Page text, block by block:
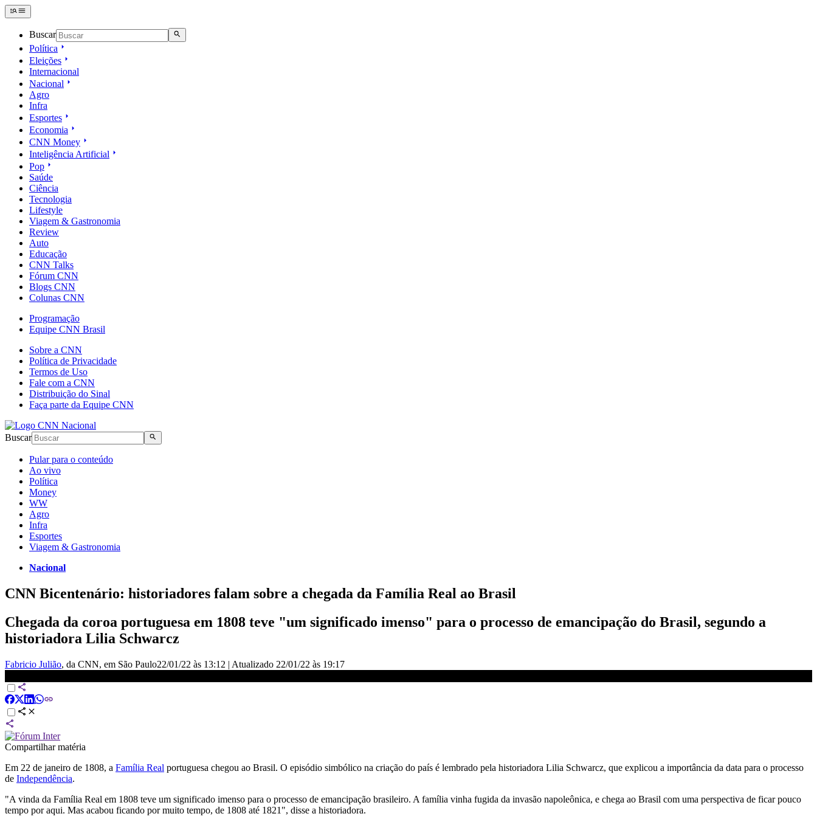
Buscar
Política
Eleições
Internacional
Nacional
Agro
Infra
Esportes
Economia
CNN Money
Inteligência Artificial
Pop
Saúde
Ciência
Tecnologia
Lifestyle
Viagem & Gastronomia
Review
Auto
Educação
CNN Talks
Fórum CNN
Blogs CNN
Colunas CNN
Programação
Equipe CNN Brasil
Sobre a CNN
Política de Privacidade
Termos de Uso
Fale com a CNN
Distribuição do Sinal
Faça parte da Equipe CNN
Buscar
Pular para o conteúdo
Ao vivo
Política
Money
WW
Agro
Infra
Esportes
Viagem & Gastronomia
Nacional
CNN Bicentenário: historiadores falam sobre a chegada da Família Real ao Brasil
Chegada da coroa portuguesa em 1808 teve "um significado imenso" para o processo de emancipação do Brasil, segundo a
historiadora Lilia Schwarcz
Fabricio Julião, da CNN, em São Paulo22/01/22 às 13:12 | Atualizado 22/01/22 às 19:17
Compartilhar matéria
Em 22 de janeiro de 1808, a Família Real portuguesa chegou ao Brasil. O episódio simbólico na criação do país é lembrado pela historiadora Lilia Schwarcz, que explicou a importância da data para o processo
de Independência.
"A vinda da Família Real em 1808 teve um significado imenso para o processo de emancipação brasileiro. A família vinha fugida da invasão napoleônica, e chega ao Brasil com uma perspectiva de ficar pouco
tempo por aqui. Mas acabou ficando por muito tempo, de 1808 até 1821", disse a historiadora.